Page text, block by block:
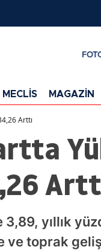
MECLİS MAGAZİN
Arttı
yıllık
ve toprak